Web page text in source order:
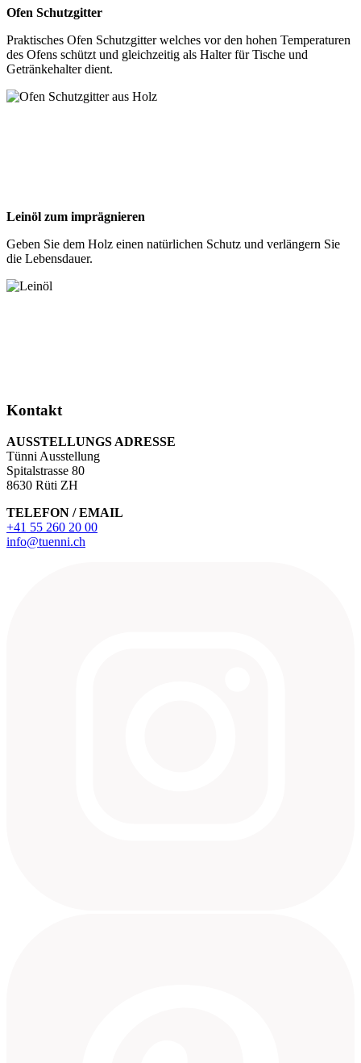
Ofen Schutzgitter
Praktisches Ofen Schutzgitter welches vor den hohen Temperaturen
des Ofens schützt und gleichzeitig als Halter für Tische und
Getränkehalter dient.
Leinöl zum imprägnieren
Geben Sie dem Holz einen natürlichen Schutz und verlängern Sie
die Lebensdauer.
Kontakt
AUSSTELLUNGS ADRESSE
Tünni Ausstellung
Spitalstrasse 80
8630 Rüti ZH
TELEFON / EMAIL
+41 55 260 20 00
info@tuenni.ch